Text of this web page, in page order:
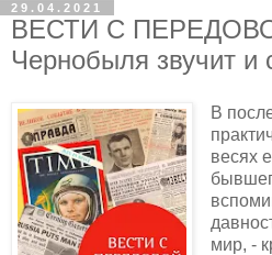
29.04.2021
ВЕСТИ С
Чернобыля звучит и
В
весях
мир, -